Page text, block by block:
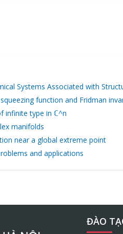
Systems Associated with
function and Fridman
infinite type in ℂ^n
manifolds
near a global extreme point
and applications
ĐÀO